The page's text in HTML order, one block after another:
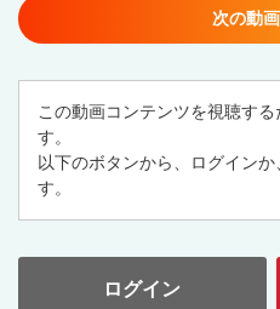
次の動
この動画コンテンツを視聴す
す。
以下のボタンから、ログイン
す。
ログイン